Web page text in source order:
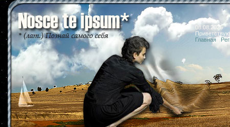
08.08.2026
Главная